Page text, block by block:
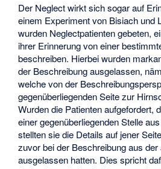
Der Neglect wirkt sich sogar auf
einem Experiment von Bisiach und
wurden Neglectpatienten gebeten,
ihrer Erinnerung von einer
beschreiben. Hierbei wurden
der Beschreibung ausgelassen,
welche von der
gegenüberliegenden Seite zur
Wurden die Patienten aufgefordert,
einer gegenüberliegenden Stelle
stellten sie die Details auf jener
zuvor bei der Beschreibung aus
ausgelassen hatten. Dies spricht